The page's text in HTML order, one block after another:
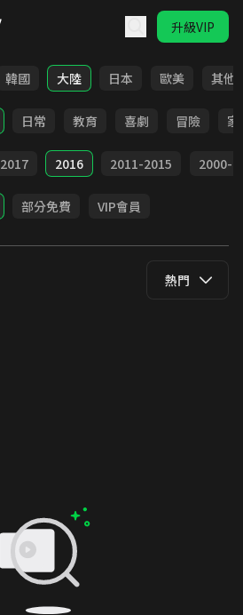
升級VIP
韓國 大陸 日本 歐美 其他
日常 教育 喜劇 冒險 家
2017 2016 2011-2015 2000-
部分免費 VIP會員
熱門